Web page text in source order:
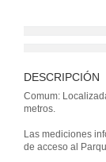
DESCRIPCIÓN
Comum:
metros.
Las mediciones
de acceso al